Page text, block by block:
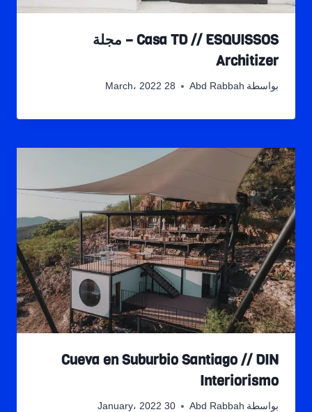
Casa TD // ESQUISSOS – مجلة
Architizer
بواسطة Abd Rabbah 28 March، 2022
Cueva en Suburbio Santiago // DIN
Interiorismo
بواسطة Abd Rabbah 30 January، 2022